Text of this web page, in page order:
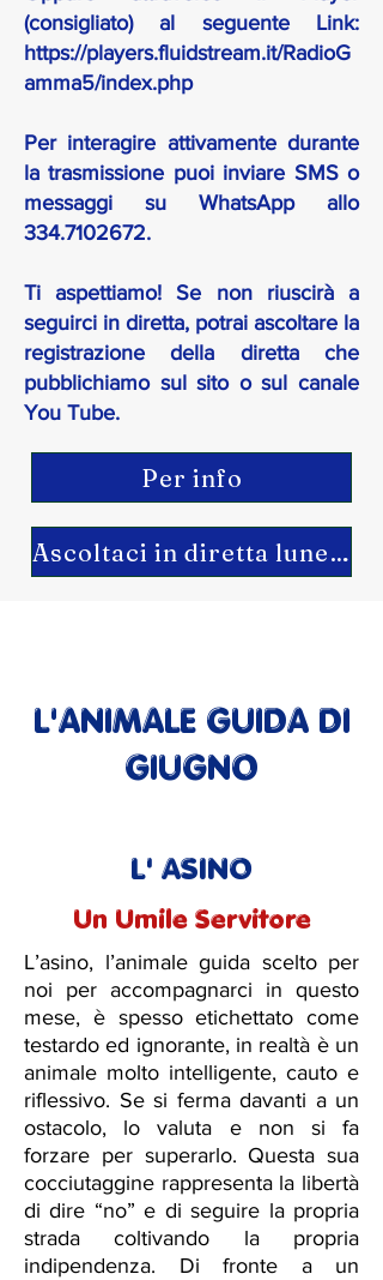
(consigliato) al seguente Link:
https://players.fluidstream.it/RadioG
amma5/index.php
Per interagire attivamente durante
la trasmissione puoi inviare SMS o
messaggi su WhatsApp allo
334.7102672.
Ti aspettiamo! Se non riuscirà a
seguirci in diretta, potrai ascoltare la
registrazione della diretta che
pubblichiamo sul sito o sul canale
You Tube.
Per info
Ascoltaci in diretta lunedì
L'ANIMALE GUIDA DI
GIUGNO
L' ASINO
Un Umile Servitore
L’asino, l’animale guida scelto per
noi per accompagnarci in questo
mese, è spesso etichettato come
testardo ed ignorante, in realtà è un
animale molto intelligente, cauto e
riflessivo. Se si ferma davanti a un
ostacolo, lo valuta e non si fa
forzare per superarlo. Questa sua
cocciutaggine rappresenta la libertà
di dire “no” e di seguire la propria
strada coltivando la propria
indipendenza. Di fronte a un